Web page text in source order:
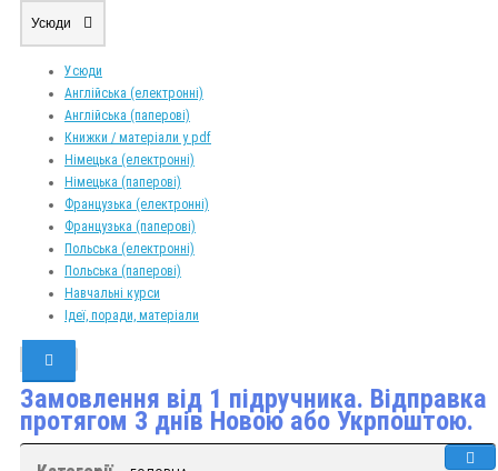
Усюди
Усюди
Англійська (електронні)
Англійська (паперові)
Книжки / матеріали у pdf
Німецька (електронні)
Німецька (паперові)
Французька (електронні)
Французька (паперові)
Польська (електронні)
Польська (паперові)
Навчальні курси
Ідеї, поради, матеріали
Замовлення від 1 підручника. Відправка
протягом 3 днів Новою або Укрпоштою.